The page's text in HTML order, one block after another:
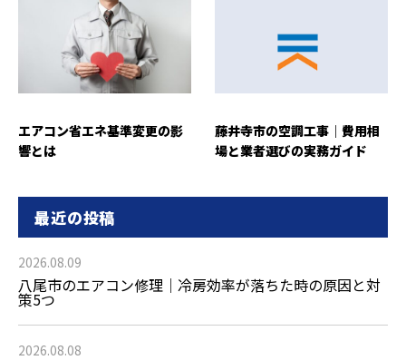
エアコン省エネ基準変更の影
響とは
藤井寺市の空調工事｜費用相
場と業者選びの実務ガイド
最近の投稿
2026.08.09
八尾市のエアコン修理｜冷房効率が落ちた時の原因と対
策5つ
2026.08.08